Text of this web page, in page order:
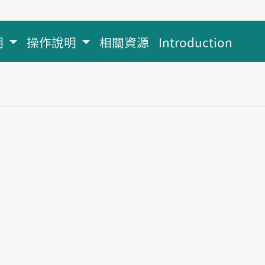
操作說明 相關資源 Introduction